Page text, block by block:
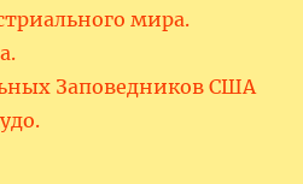
мира.
Заповедников США